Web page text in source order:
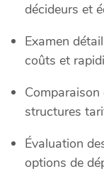
décideurs et
Examen
coûts et
Comparaison
structures
Évaluation
options de